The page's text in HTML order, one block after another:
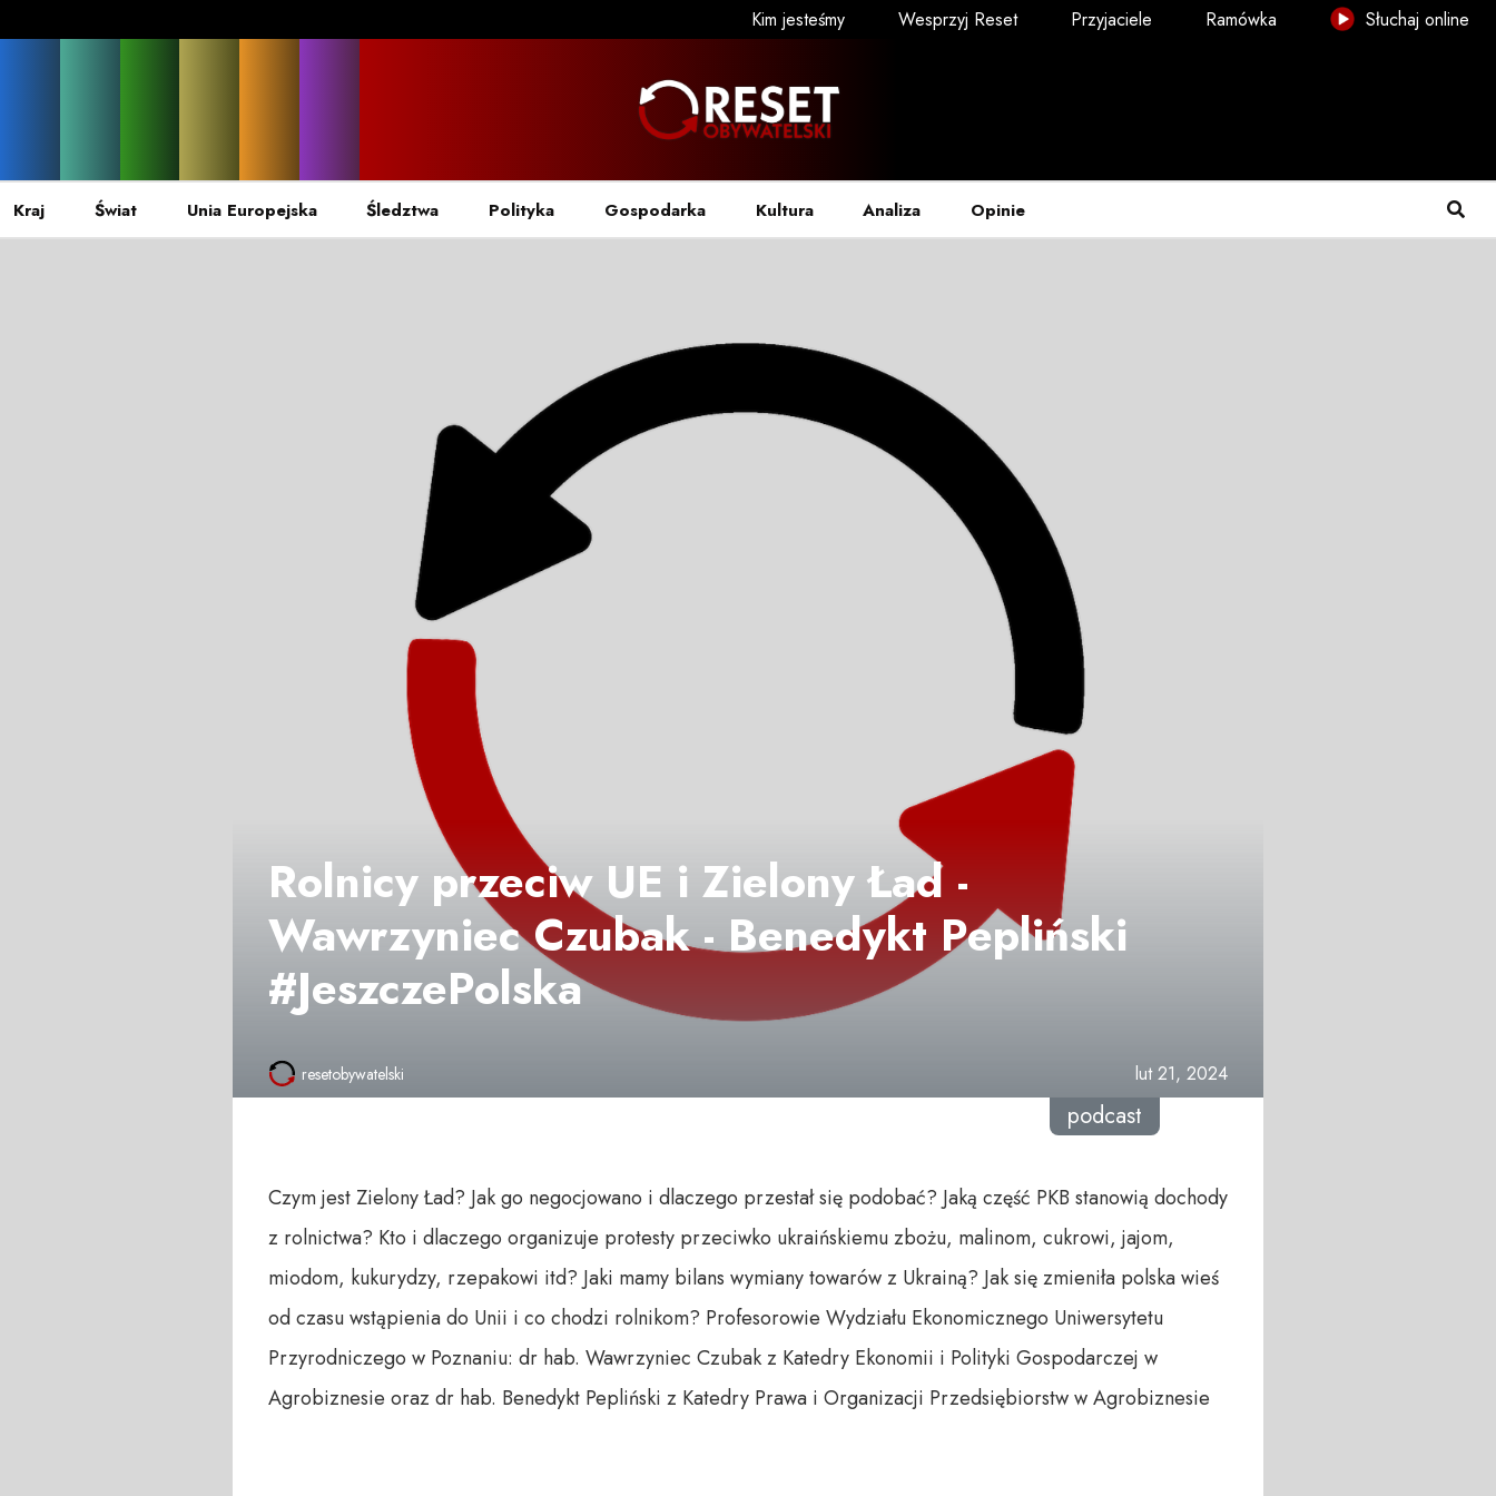
Kim jesteśmy Wesprzyj Reset Przyjaciele Ramówka Słuchaj online
Kraj Świat Unia Europejska Śledztwa Polityka Gospodarka Kultura Analiza Opinie
Rolnicy przeciw UE i Zielony Ład -
Wawrzyniec Czubak - Benedykt Pepliński
#JeszczePolska
resetobywatelski lut 21, 2024
podcast
Czym jest Zielony Ład? Jak go negocjowano i dlaczego przestał się podobać? Jaką część PKB stanowią dochody
z rolnictwa? Kto i dlaczego organizuje protesty przeciwko ukraińskiemu zbożu, malinom, cukrowi, jajom,
miodom, kukurydzy, rzepakowi itd? Jaki mamy bilans wymiany towarów z Ukrainą? Jak się zmieniła polska wieś
od czasu wstąpienia do Unii i co chodzi rolnikom? Profesorowie Wydziału Ekonomicznego Uniwersytetu
Przyrodniczego w Poznaniu: dr hab. Wawrzyniec Czubak z Katedry Ekonomii i Polityki Gospodarczej w
Agrobiznesie oraz dr hab. Benedykt Pepliński z Katedry Prawa i Organizacji Przedsiębiorstw w Agrobiznesie